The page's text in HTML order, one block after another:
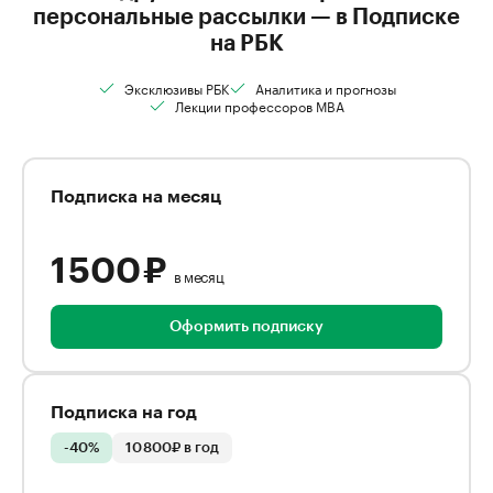
персональные рассылки — в Подписке
на РБК
Эксклюзивы РБК
Аналитика и прогнозы
Лекции профессоров MBA
Подписка на месяц
1 500 ₽ в месяц
Оформить подписку
Подписка на год
-40% 10 800₽ в год